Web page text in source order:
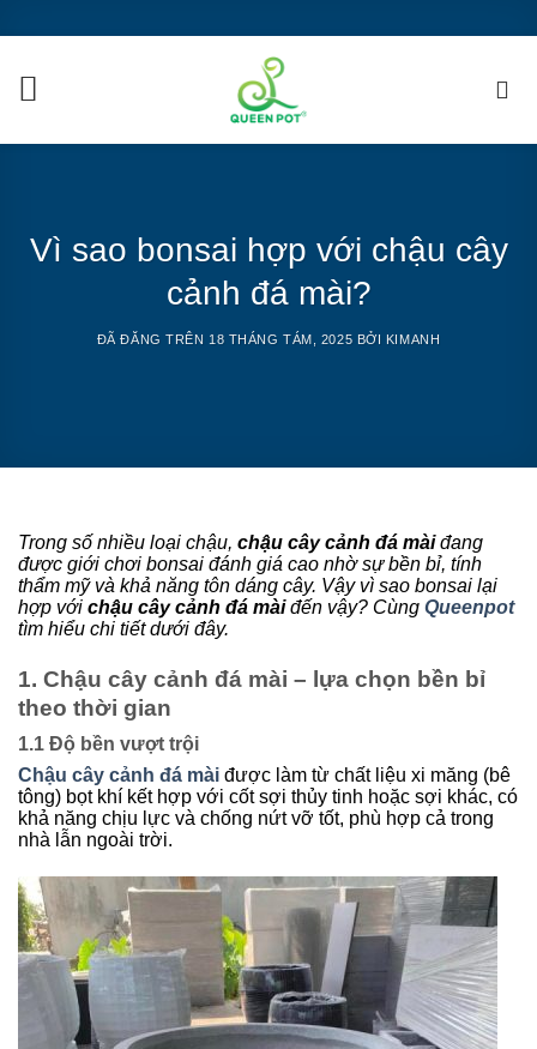
dung
Vì sao bonsai hợp với chậu cây
cảnh đá mài?
ĐÃ ĐĂNG TRÊN 18 THÁNG TÁM, 2025 BỞI KIMANH
Trong số nhiều loại chậu, chậu cây cảnh đá màiđang
được giới chơi bonsai đánh giá cao nhờ sự bền bỉ, tính
thẩm mỹ và khả năng tôn dáng cây. Vậy vì sao bonsai lại
hợp với chậu cây cảnh đá màiđến vậy? Cùng Queenpot
tìm hiểu chi tiết dưới đây.
1. Chậu cây cảnh đá mài – lựa chọn bền bỉ
theo thời gian
1.1 Độ bền vượt trội
Chậu cây cảnh đá mài được làm từ chất liệu xi măng (bê
tông) bọt khí kết hợp với cốt sợi thủy tinh hoặc sợi khác, có
khả năng chịu lực và chống nứt vỡ tốt, phù hợp cả trong
nhà lẫn ngoài trời.